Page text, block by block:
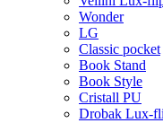
Wonder
LG
Classic pocket
Book Stand
Book Style
Cristall PU
Drobak Lux-